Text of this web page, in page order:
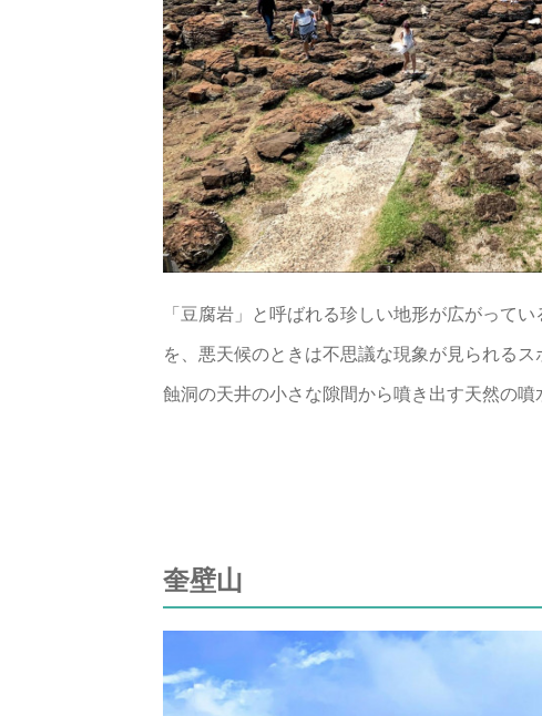
「豆腐岩」と呼ばれる珍しい地形が広がって
を、悪天候のときは不思議な現象が見られる
蝕洞の天井の小さな隙間から噴き出す天然の噴
奎壁山